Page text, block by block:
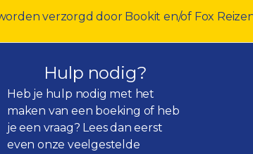
verzorgd door Bookit en/of Fox
Hulp nodig?
Heb je hulp nodig met het
maken van een boeking of heb
je een vraag? Lees dan eerst
even onzeveelgestelde